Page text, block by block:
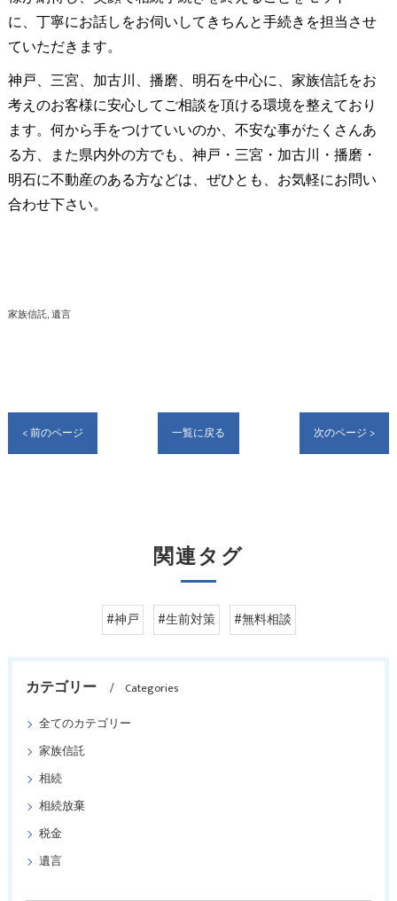
に、丁寧にお話しをお伺いしてきちんと手続きを担当させ
ていただきます。
神戸、三宮、加古川、播磨、明石を中心に、家族信託をお
考えのお客様に安心してご相談を頂ける環境を整えており
ます。何から手をつけていいのか、不安な事がたくさんあ
る方、また県内外の方でも、神戸・三宮・加古川・播磨・
明石に不動産のある方などは、ぜひとも、お気軽にお問い
合わせ下さい。
家族信託 遺言
< 前のページ 一覧に戻る 次のページ >
関連タグ
#神戸 #生前対策 #無料相談
カテゴリー
Categories
全てのカテゴリー
家族信託
相続
相続放棄
税金
遺言